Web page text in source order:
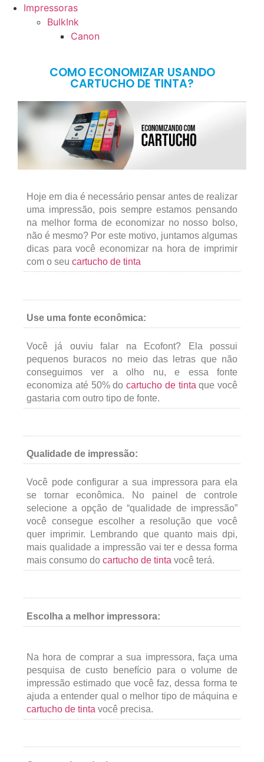
Impressoras
BulkInk
Canon
COMO ECONOMIZAR USANDO
CARTUCHO DE TINTA?
Hoje em dia é necessário pensar antes de realizar
uma impressão, pois sempre estamos pensando
na melhor forma de economizar no nosso bolso,
não é mesmo? Por este motivo, juntamos algumas
dicas para você economizar na hora de imprimir
com o seu cartucho de tinta
Use uma fonte econômica:
Você já ouviu falar na Ecofont? Ela possui
pequenos buracos no meio das letras que não
conseguimos ver a olho nu, e essa fonte
economiza até 50% do cartucho de tinta que você
gastaria com outro tipo de fonte.
Qualidade de impressão:
Você pode configurar a sua impressora para ela
se tornar econômica. No painel de controle
selecione a opção de “qualidade de impressão”
você consegue escolher a resolução que você
quer imprimir. Lembrando que quanto mais dpi,
mais qualidade a impressão vai ter e dessa forma
mais consumo do cartucho de tinta você terá.
Escolha a melhor impressora:
Na hora de comprar a sua impressora, faça uma
pesquisa de custo benefício para o volume de
impressão estimado que você faz, dessa forma te
ajuda a entender qual o melhor tipo de máquina e
cartucho de tinta você precisa.